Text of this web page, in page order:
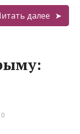
далее